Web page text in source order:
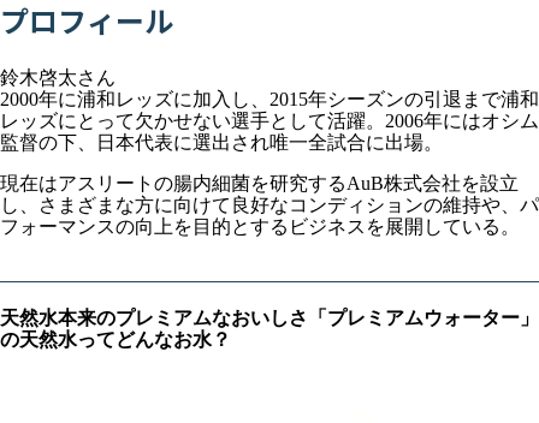
プロフィール
鈴木啓太さん
2000年に浦和レッズに加入し、2015年シーズンの引退まで浦和
レッズにとって欠かせない選手として活躍。2006年にはオシム
監督の下、日本代表に選出され唯一全試合に出場。
現在はアスリートの腸内細菌を研究するAuB株式会社を設立
し、さまざまな方に向けて良好なコンディションの維持や、パ
フォーマンスの向上を目的とするビジネスを展開している。
天然水本来のプレミアムなおいしさ「プレミアムウォーター」
の天然水ってどんなお水？